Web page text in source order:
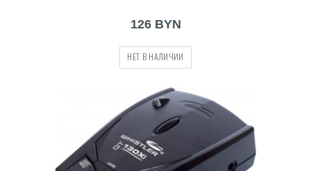
126 BYN
НЕТ В НАЛИЧИИ